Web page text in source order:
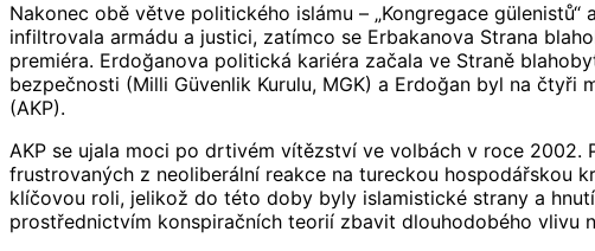
Nakonec obě větve politického islámu – „Kongregace
infiltrovala armádu a justici, zatímco se Erbakanova Strana
premiéra. Erdoğanova politická kariéra začala ve Straně
bezpečnosti (Milli Güvenlik Kurulu, MGK) a Erdoğan byl na
(AKP).
AKP se ujala moci po drtivém vítězství ve volbách v roce
frustrovaných z neoliberální reakce na tureckou hospodářskou
klíčovou roli, jelikož do této doby byly islamistické strany a
prostřednictvím konspiračních teorií zbavit dlouhodobého vlivu